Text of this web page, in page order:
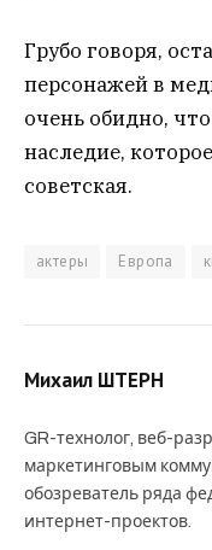
Грубо говоря,
персонажей в
очень обидно,
наследие,
советская.
актеры Европа
Михаил ШТЕРН
GR-технолог, веб-
маркетинговым
обозреватель ряда
интернет-проектов.